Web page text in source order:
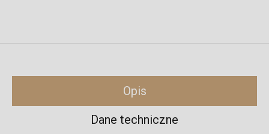
Opis
Dane techniczne